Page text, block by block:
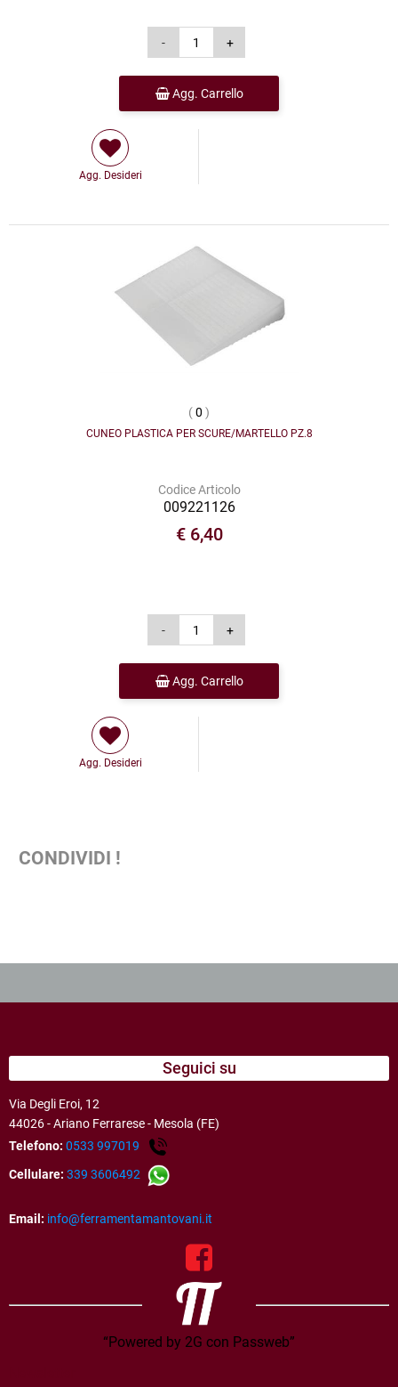
Agg. Carrello
Agg. Desideri
(0 )
CUNEO PLASTICA PER SCURE/MARTELLO PZ.8
Codice Articolo
009221126
€ 6,40
Agg. Carrello
Agg. Desideri
CONDIVIDI !
Seguici su
Via Degli Eroi, 12
44026 - Ariano Ferrarese - Mesola (FE)
Telefono: 0533 997019
Cellulare: 339 3606492
Email: info@ferramentamantovani.it
“Powered by 2G con Passweb”